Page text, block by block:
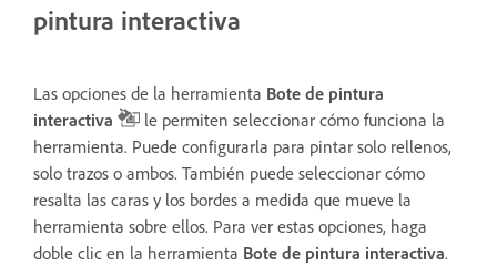
pintura interactiva
Las opciones de la herramienta Bote de pintura
interactiva
le permiten seleccionar cómo funciona la
herramienta. Puede configurarla para pintar solo rellenos,
solo trazos o ambos. También puede seleccionar cómo
resalta las caras y los bordes a medida que mueve la
herramienta sobre ellos. Para ver estas opciones, haga
doble clic en la herramienta Bote de pintura interactiva.